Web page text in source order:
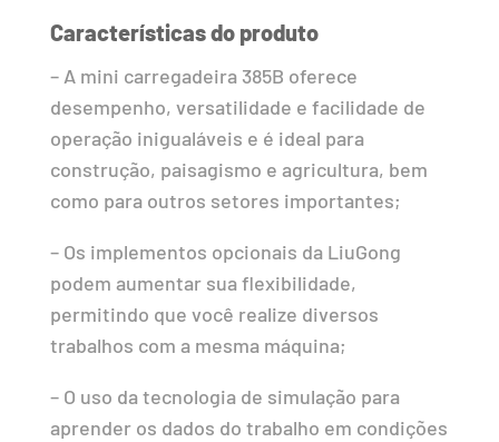
Características do produto
– A mini carregadeira 385B oferece
desempenho, versatilidade e facilidade de
operação inigualáveis e é ideal para
construção, paisagismo e agricultura, bem
como para outros setores importantes;
– Os implementos opcionais da LiuGong
podem aumentar sua flexibilidade,
permitindo que você realize diversos
trabalhos com a mesma máquina;
– O uso da tecnologia de simulação para
aprender os dados do trabalho em condições